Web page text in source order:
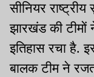
सीनियर
झारखंड की टीमों
इतिहास रचा है.
बालक टीम ने